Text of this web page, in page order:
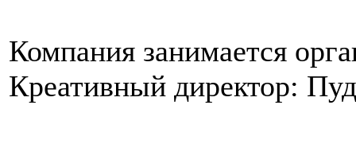
Компания занимается
Креативный директор: